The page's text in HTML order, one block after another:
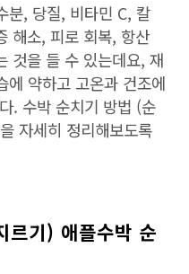
분, 당질, 비타민 C, 칼
해소, 피로 회복, 항산
것을 들 수 있는데요, 재
에 약하고 고온과 건조에
. 수박 순치기 방법 (순
자세히 정리해보도록
르기) 애플수박 순